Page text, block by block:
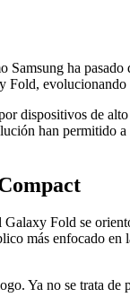
ha
dispositivos de
han permitido
Fold se
más enfocado
Ya no se trata